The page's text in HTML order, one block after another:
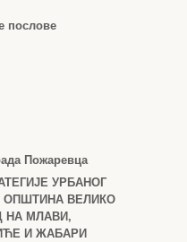
послове
Пожаревца
УРБАНОГ
ОПШТИНА ВЕЛИКО
НА МЛАВИ,
И ЖАБАРИ